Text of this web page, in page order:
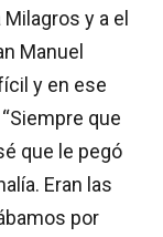
y a el
Manuel
y en ese
que
que le pegó
Eran las
por